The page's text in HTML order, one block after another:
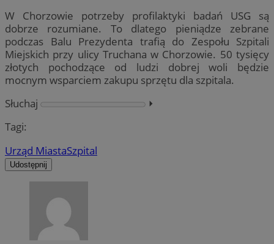
W Chorzowie potrzeby profilaktyki badań USG są
dobrze rozumiane. To dlatego pieniądze zebrane
podczas Balu Prezydenta trafią do Zespołu Szpitali
Miejskich przy ulicy Truchana w Chorzowie. 50 tysięcy
złotych pochodzące od ludzi dobrej woli będzie
mocnym wsparciem zakupu sprzętu dla szpitala.
Słuchaj
⏵︎
Tagi:
Urząd MiastaSzpital
Udostępnij